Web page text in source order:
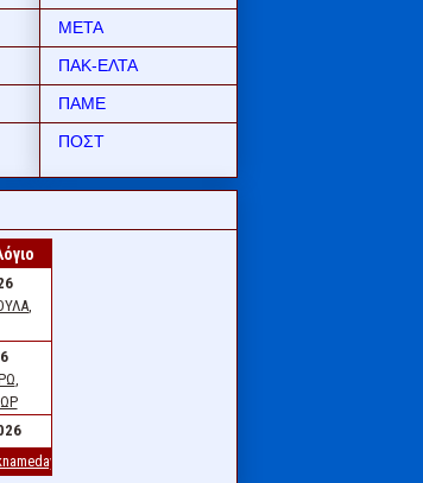
ΜΕΤΑ
ΠΑΚ-ΕΛΤΑ
ΠΑΜΕ
ΠΟΣΤ